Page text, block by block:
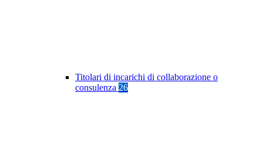
Titolari di incarichi di collaborazione o
consulenza 26